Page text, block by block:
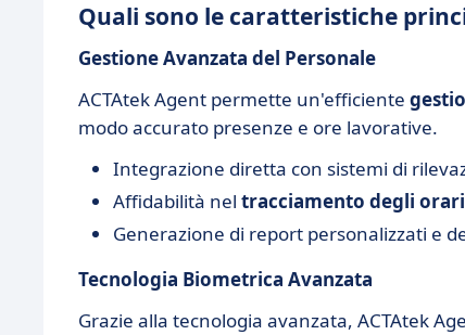
Quali sono le caratteristiche
Gestione Avanzata del Personale
ACTAtek Agent permette un'efficiente
modo accurato presenze e ore lavorative.
Integrazione diretta con sistemi di
Affidabilità nel tracciamento degli orari
Generazione di report personalizzati e
Tecnologia Biometrica Avanzata
Grazie alla tecnologia avanzata, ACTAtek